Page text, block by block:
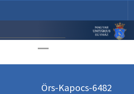
Unitárius
Örs-Kapocs-6482